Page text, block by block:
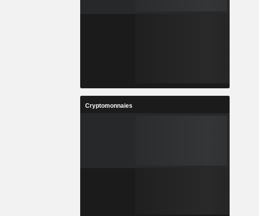
Cryptomonnaies